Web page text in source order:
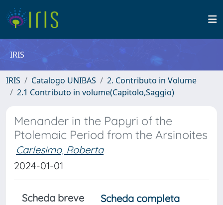
IRIS
IRIS Catalogo UNIBAS
2. Contributo in Volume
2.1 Contributo in volume(Capitolo,Saggio)
Menander in the Papyri of the
Ptolemaic Period from the Arsinoites
Carlesimo, Roberta
2024-01-01
Scheda breve
Scheda completa